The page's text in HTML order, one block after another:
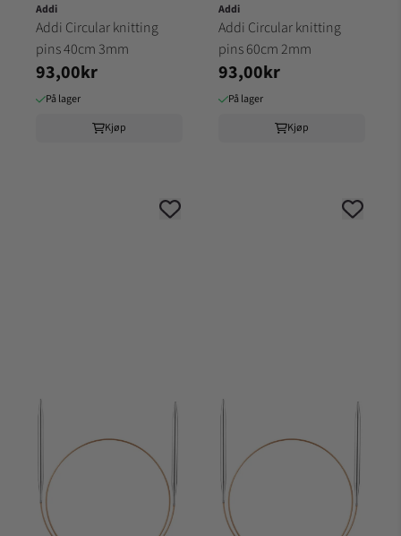
Addi
Addi Circular knitting
pins 40cm 3mm
93,00kr
På lager
Kjøp
Addi
Addi Circular knitting
pins 60cm 2mm
93,00kr
På lager
Kjøp